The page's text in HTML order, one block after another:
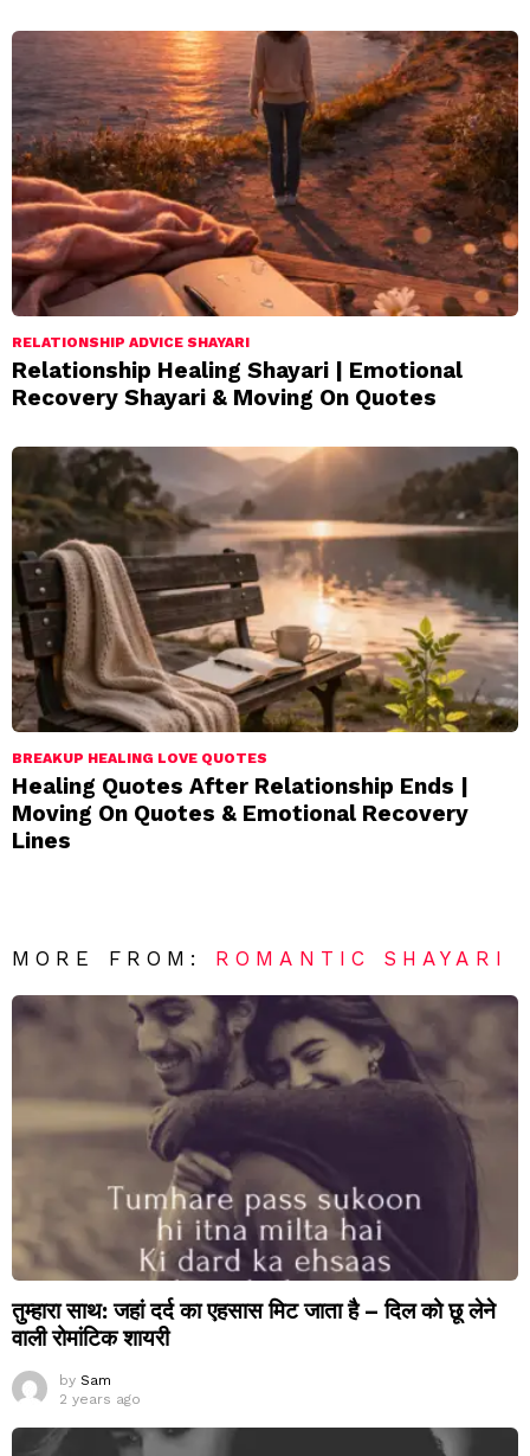
RELATIONSHIP ADVICE SHAYARI
Relationship Healing Shayari | Emotional
Recovery Shayari & Moving On Quotes
BREAKUP HEALING LOVE QUOTES
Healing Quotes After Relationship Ends |
Moving On Quotes & Emotional Recovery
Lines
MORE FROM: ROMANTIC SHAYARI
तुम्हारा साथ: जहां दर्द का एहसास मिट जाता है – दिल को छू लेने
वाली रोमांटिक शायरी
by Sam
2 years ago